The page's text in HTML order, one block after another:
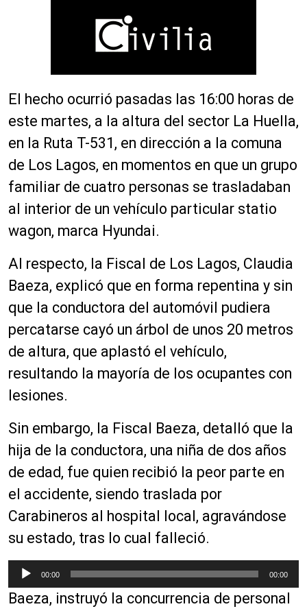
El hecho ocurrió pasadas las 16:00 horas de
este martes, a la altura del sector La Huella,
en la Ruta T-531, en dirección a la comuna
de Los Lagos, en momentos en que un grupo
familiar de cuatro personas se trasladaban
al interior de un vehículo particular statio
wagon, marca Hyundai.
Al respecto, la Fiscal de Los Lagos, Claudia
Baeza, explicó que en forma repentina y sin
que la conductora del automóvil pudiera
percatarse cayó un árbol de unos 20 metros
de altura, que aplastó el vehículo,
resultando la mayoría de los ocupantes con
lesiones.
Sin embargo, la Fiscal Baeza, detalló que la
hija de la conductora, una niña de dos años
de edad, fue quien recibió la peor parte en
el accidente, siendo traslada por
Carabineros al hospital local, agravándose
su estado, tras lo cual falleció.
e
p
00:00 00:00
Baeza, instruyó la concurrencia de personal